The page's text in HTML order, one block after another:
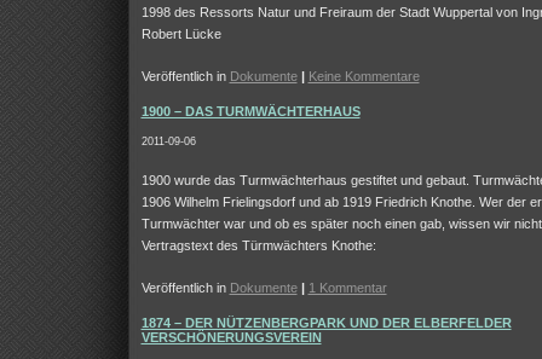
1998 des Ressorts Natur und Freiraum der Stadt Wuppertal von
Robert Lücke
Veröffentlich in Dokumente | Keine Kommentare
1900 – DAS TURMWÄCHTERHAUS
2011-09-06
1900 wurde das Turmwächterhaus gestiftet und gebaut.
1906 Wilhelm Frielingsdorf und ab 1919 Friedrich Knothe. Wer der
Turmwächter war und ob es später noch einen gab, wissen wir
Vertragstext des Türmwächters Knothe:
Veröffentlich in Dokumente | 1 Kommentar
1874 – DER NÜTZENBERGPARK UND DER ELBERFELDER
VERSCHÖNERUNGSVEREIN